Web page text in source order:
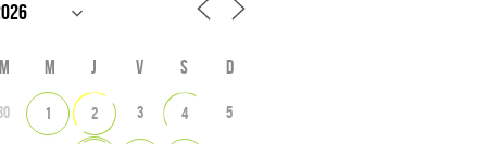
M M J V S D
1 2 3 4 5